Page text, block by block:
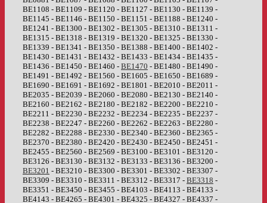
BE1108 - BE1109 - BE1120 - BE1127 - BE1130 - BE1139 -
BE1145 - BE1146 - BE1150 - BE1151 - BE1188 - BE1240 -
BE1241 - BE1300 - BE1302 - BE1305 - BE1310 - BE1311 -
BE1315 - BE1318 - BE1319 - BE1320 - BE1325 - BE1330 -
BE1339 - BE1341 - BE1350 - BE1388 - BE1400 - BE1402 -
BE1430 - BE1431 - BE1432 - BE1433 - BE1434 - BE1435 -
BE1436 - BE1450 - BE1460 - BE1470 - BE1480 - BE1490 -
BE1491 - BE1492 - BE1560 - BE1605 - BE1650 - BE1689 -
BE1690 - BE1691 - BE1692 - BE1801 - BE2010 - BE2011 -
BE2035 - BE2039 - BE2060 - BE2080 - BE2130 - BE2140 -
BE2160 - BE2162 - BE2180 - BE2182 - BE2200 - BE2210 -
BE2211 - BE2230 - BE2232 - BE2234 - BE2235 - BE2237 -
BE2238 - BE2247 - BE2260 - BE2262 - BE2263 - BE2280 -
BE2282 - BE2288 - BE2330 - BE2340 - BE2360 - BE2365 -
BE2370 - BE2380 - BE2420 - BE2430 - BE2450 - BE2451 -
BE2455 - BE2560 - BE2569 - BE3100 - BE3101 - BE3120 -
BE3126 - BE3130 - BE3132 - BE3133 - BE3136 - BE3200 -
BE3201 - BE3210 - BE3300 - BE3301 - BE3302 - BE3307 -
BE3309 - BE3310 - BE3311 - BE3312 - BE3317 - BE3318 -
BE3351 - BE3450 - BE3455 - BE4103 - BE4113 - BE4133 -
BE4143 - BE4265 - BE4301 - BE4325 - BE4327 - BE4337 -